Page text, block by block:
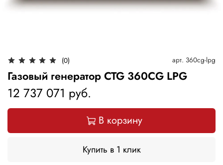
(0) арт. 360cg-lpg
Газовый генератор CTG 360CG LPG
12 737 071 руб.
В корзину
Купить в 1 клик